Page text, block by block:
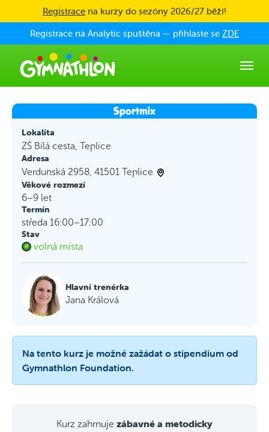
Skip to main content
Registrace na kurzy do sezóny 2026/27 běží!
Registrace na Analytic spuštěna — přihlaste se ZDE
Lokalita
ZŠ Bílá cesta, Teplice
Adresa
Verdunská 2958, 41501 Teplice
Věkové rozmezí
6–9 let
Termín
středa 16:00–17:00
Stav
volná místa
Hlavní trenérka
Jana Králová
Na tento kurz je možné zažádat o stipendium od
Gymnathlon Foundation.
Kurz zahrnuje zábavné a metodicky